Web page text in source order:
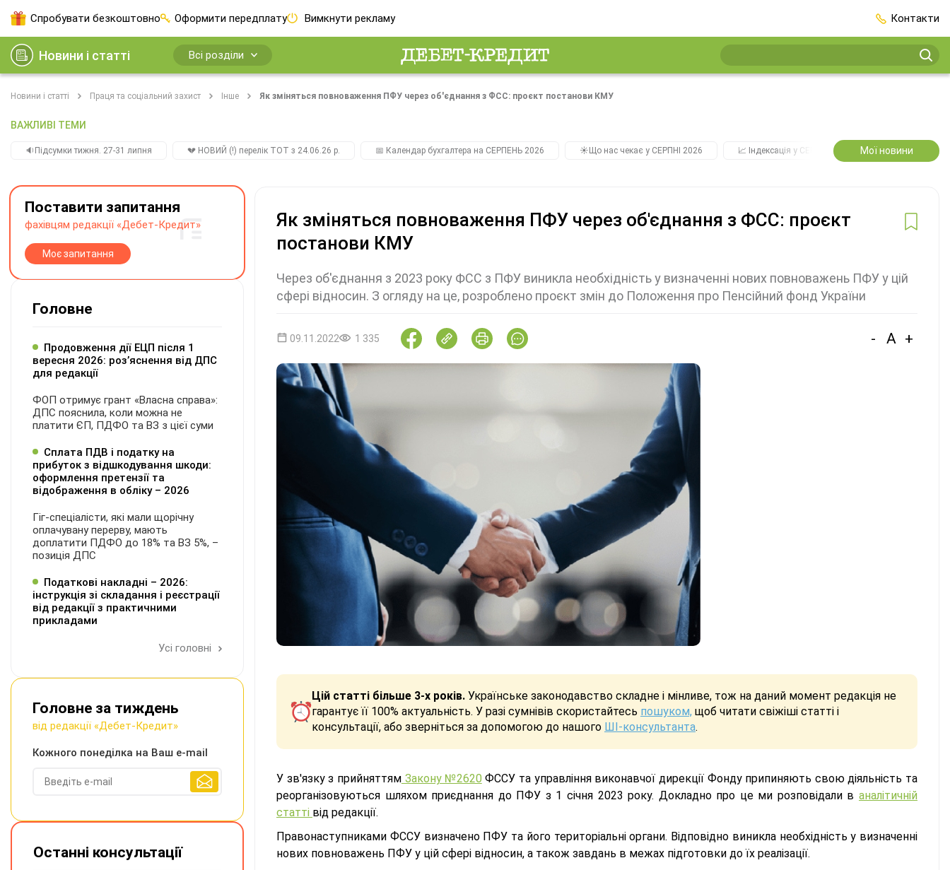
Спробувати безкоштовно Оформити передплату Вимкнути рекламу Контакти
Новини і статті Всі розділи
Новини і статті Праця та соціальний захист Інше Як зміняться повноваження ПФУ через об'єднання з ФСС: проєкт постанови КМУ
ВАЖЛИВІ ТЕМИ
🔉Підсумки тижня. 27-31 липня 💔 НОВИЙ (!) перелік ТОТ з 24.06.26 р. 📅 Календар бухгалтера на СЕРПЕНЬ 2026 ☀️Що нас чекає у СЕРПНІ 2026 📈 Індексація у СЕРПНІ 2️⃣0️⃣2️⃣7️⃣ Усі
Мої новини
Як зміняться повноваження ПФУ через об'єднання з ФСС: проєкт
постанови КМУ
Через об'єднання з 2023 року ФСС з ПФУ виникла необхідність у визначенні нових повноважень ПФУ у цій
сфері відносин. З огляду на це, розроблено проєкт змін до Положення про Пенсійний фонд України
09.11.2022 1 335 - A +
Цій статті більше 3-х років. Українське законодавство складне і мінливе, тож на даний момент редакція не
гарантує її 100% актуальність. У разі сумнівів скористайтесь пошуком, щоб читати свіжіші статті і
консультації, або зверніться за допомогою до нашого ШІ-консультанта.
У зв'язку з прийняттямЗакону №2620ФССУ та управління виконавчої дирекції Фонду припиняють свою діяльність та
реорганізовуються шляхом приєднання до ПФУ з 1 січня 2023 року. Докладно про це ми розповідали в аналітичній
статті від редакції.
Правонаступниками ФССУ визначено ПФУ та його територіальні органи. Відповідно виникла необхідність у визначенні
нових повноважень ПФУ у цій сфері відносин, а також завдань в межах підготовки до їх реалізації.
Поставити запитання
фахівцям редакції «Дебет-Кредит»
Моє запитання
Головне
Продовження дії ЕЦП після 1
вересня 2026: розʼяснення від ДПС
для редакції
ФОП отримує грант «Власна справа»:
ДПС пояснила, коли можна не
платити ЄП, ПДФО та ВЗ з цієї суми
Сплата ПДВ і податку на
прибуток з відшкодування шкоди:
оформлення претензії та
відображення в обліку – 2026
Гіг-спеціалісти, які мали щорічну
оплачувану перерву, мають
доплатити ПДФО до 18% та ВЗ 5%, –
позиція ДПС
Податкові накладні – 2026:
інструкція зі складання і реєстрації
від редакції з практичними
прикладами
Усі головні
Головне за тиждень
від редакції «Дебет-Кредит»
Кожного понеділка на Ваш e-mail
Останні консультації